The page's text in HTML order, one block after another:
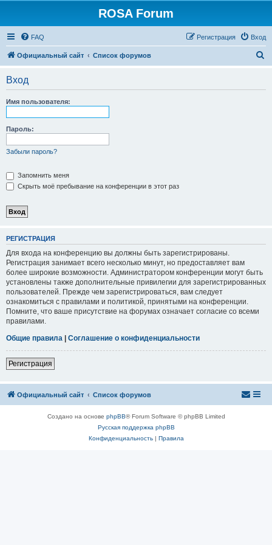
ROSA Forum
FAQ Вход
Регистрация
Официальный сайт Список форумов
Вход
Имя пользователя:
Пароль:
Забыли пароль?
Запомнить меня
Скрыть моё пребывание на конференции в этот раз
РЕГИСТРАЦИЯ
Для входа на конференцию вы должны быть зарегистрированы.
Регистрация занимает всего несколько минут, но предоставляет вам
более широкие возможности. Администратором конференции могут быть
установлены также дополнительные привилегии для зарегистрированных
пользователей. Прежде чем зарегистрироваться, вам следует
ознакомиться с правилами и политикой, принятыми на конференции.
Помните, что ваше присутствие на форумах означает согласие со всеми
правилами.
Общие правила | Соглашение о конфиденциальности
Регистрация
Официальный сайт Список форумов
Создано на основе phpBB® Forum Software © phpBB Limited
Русская поддержка phpBB
Конфиденциальность| Правила